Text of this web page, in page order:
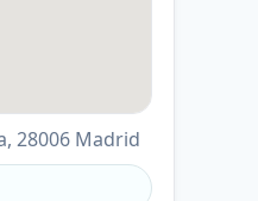
28006 Madrid